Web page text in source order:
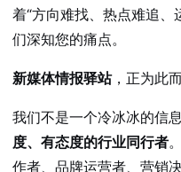
着“方向难找、热点难追、
们深知您的痛点。
新媒体情报驿站，正为此而
我们不是一个冷冰冰的信
度、有态度的行业同行者
作者、品牌运营者、营销